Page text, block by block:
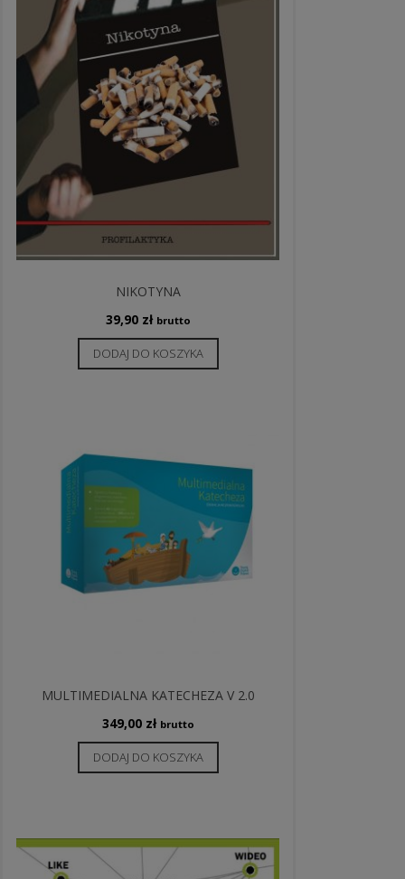
NIKOTYNA
39,90 zł brutto
DODAJ DO KOSZYKA
MULTIMEDIALNA KATECHEZA V 2.0
349,00 zł brutto
DODAJ DO KOSZYKA